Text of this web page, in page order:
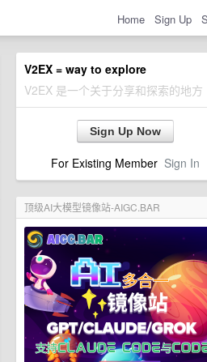
Home Sign Up
V2EX = way to explore
V2EX 是一个关于分享和探索的地方
Sign Up Now
For Existing Member Sign In
顶级AI大模型镜像站-AIGC.BAR